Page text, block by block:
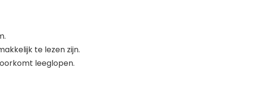
te lezen zijn.
leeglopen.